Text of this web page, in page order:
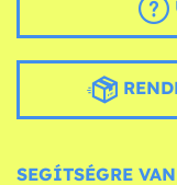
SEGÍTSÉGRE